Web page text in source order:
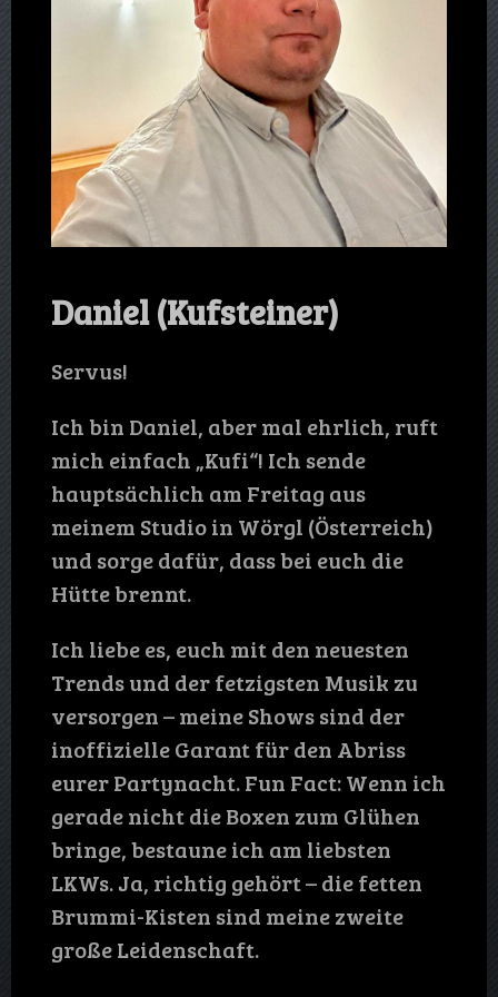
Daniel (Kufsteiner)
Servus!
Ich bin Daniel, aber mal ehrlich, ruft
mich einfach „Kufi“! Ich sende
hauptsächlich am Freitag aus
meinem Studio in Wörgl (Österreich)
und sorge dafür, dass bei euch die
Hütte brennt.
Ich liebe es, euch mit den neuesten
Trends und der fetzigsten Musik zu
versorgen – meine Shows sind der
inoffizielle Garant für den Abriss
eurer Partynacht. Fun Fact: Wenn ich
gerade nicht die Boxen zum Glühen
bringe, bestaune ich am liebsten
LKWs. Ja, richtig gehört – die fetten
Brummi-Kisten sind meine zweite
große Leidenschaft.